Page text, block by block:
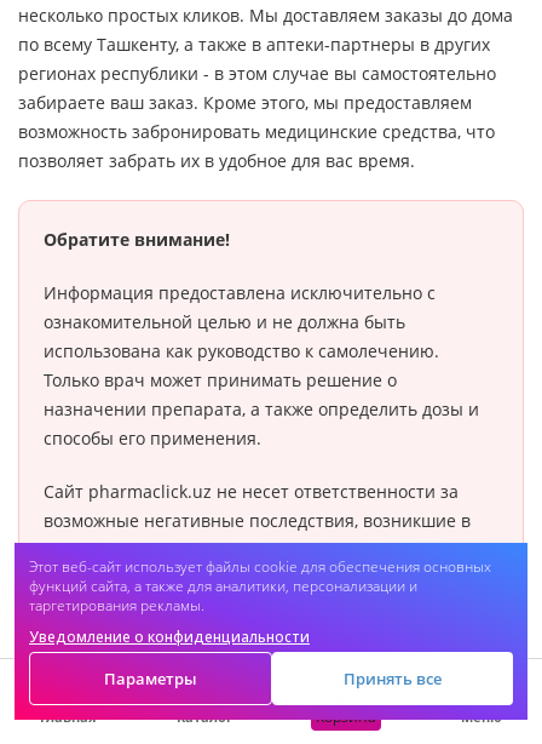
Этот веб-сайт использует файлы cookie для обеспечения основных
функций сайта, а также для аналитики, персонализации и
таргетирования рекламы.
Уведомление о конфиденциальности
Параметры Принять все
несколько простых кликов. Мы доставляем заказы до дома
по всему Ташкенту, а также в аптеки-партнеры в других
регионах республики - в этом случае вы самостоятельно
забираете ваш заказ. Кроме этого, мы предоставляем
возможность забронировать медицинские средства, что
позволяет забрать их в удобное для вас время.
Обратите внимание!
Информация предоставлена исключительно с
ознакомительной целью и не должна быть
использована как руководство к самолечению.
Только врач может принимать решение о
назначении препарата, а также определить дозы и
способы его применения.
Сайт pharmaclick.uz не несет ответственности за
возможные негативные последствия, возникшие в
результате использования информации,
размещенной на сайте pharmaclick.uz.
Главная Каталог Корзина Меню